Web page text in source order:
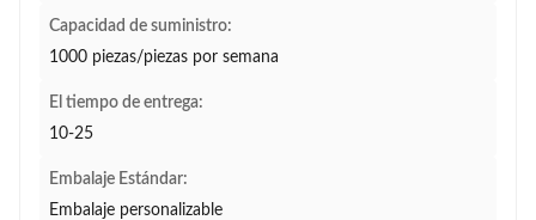
Capacidad de suministro:
1000 piezas/piezas por semana
El tiempo de entrega:
10-25
Embalaje Estándar:
Embalaje personalizable